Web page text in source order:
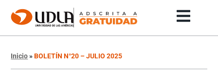
Inicio»BOLETÍN N°20 – JULIO 2025